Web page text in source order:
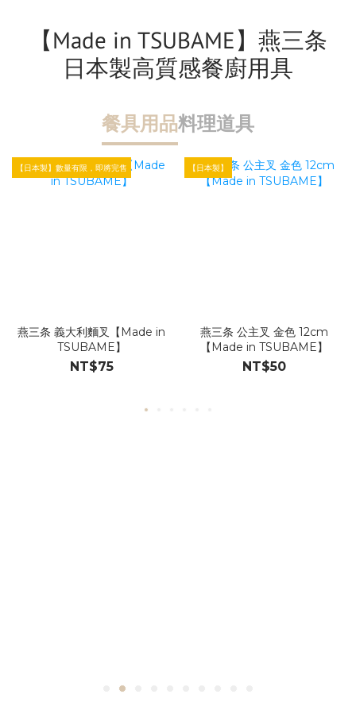
【Made in TSUBAME】燕三条
日本製高質感餐廚用具
餐具用品料理道具
【日本製】數量有限，即將完售
燕三条 義大利麵叉【Made in
TSUBAME】
NT$75
【日本製】
燕三条 公主叉 金色 12cm
【Made in TSUBAME】
NT$50